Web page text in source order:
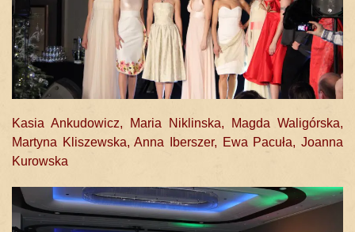
Kasia Ankudowicz, Maria Niklinska, Magda Waligórska,
Martyna Kliszewska, Anna Iberszer, Ewa Pacuła, Joanna
Kurowska